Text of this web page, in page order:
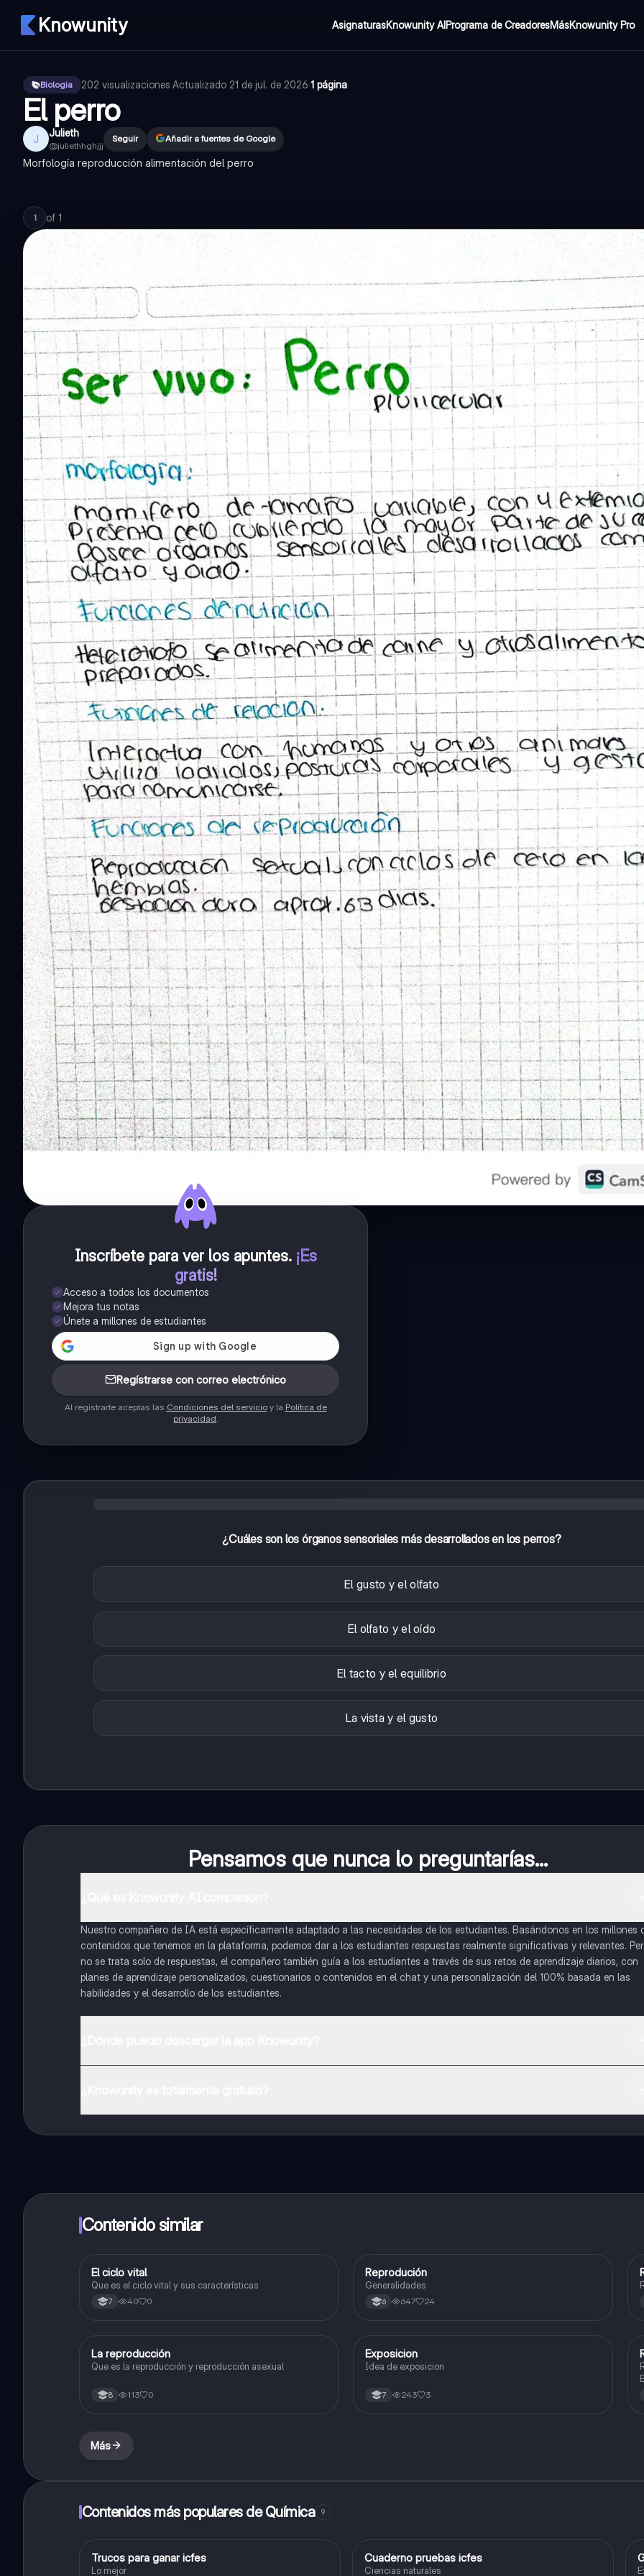
Knowunity AsignaturasKnowunity AIPrograma de CreadoresMásKnowunity Pro
Biologia 202 visualizaciones·Actualizado 21 de jul. de 2026·1 página
El perro
J Julieth
@juliethhghjjj
Seguir Añadir a fuentes de Google
Morfología reproducción alimentación del perro
1 of 1
Inscríbete para ver los apuntes. ¡Es
gratis!
Acceso a todos los documentos
Mejora tus notas
Únete a millones de estudiantes
Regístrarse con correo electrónico
Al registrarte aceptas las Condiciones del servicioy la Política de
privacidad.
¿Cuáles son los órganos sensoriales más desarrollados en los perros?
El gusto y el olfato
El olfato y el oído
El tacto y el equilibrio
La vista y el gusto
Pensamos que nunca lo preguntarías...
Nuestro compañero de IA está específicamente adaptado a las necesidades de los estudiantes. Basándonos en los millones
contenidos que tenemos en la plataforma, podemos dar a los estudiantes respuestas realmente significativas y relevantes.
no se trata solo de respuestas, el compañero también guía a los estudiantes a través de sus retos de aprendizaje diarios, con
planes de aprendizaje personalizados, cuestionarios o contenidos en el chat y una personalización del 100% basada en las
habilidades y el desarrollo de los estudiantes.
inmeditamente. Puedes ganar dinero utilizando la aplicación, que te permitirá acceder a determinadas funciones.
Contenido similar
Biologia
El ciclo vital
Que es el ciclo vital y sus características
7 40 0
Biologia
Reprodución
Generalidades
6 647 24
Biologia
La reproducción
Que es la reproducción y reproducción asexual
8 113 0
Biologia
Exposicion
Idea de exposicion
7 243 3
Más
Contenidos más populares de Química 9
Química
Trucos para ganar icfes
Lo mejor
Biologia
Cuaderno pruebas icfes
Ciencias naturales